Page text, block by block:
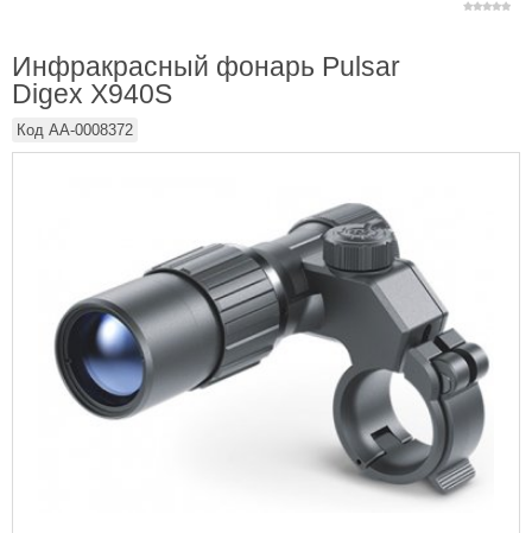
Инфракрасный фонарь Pulsar
Digex X940S
Код AA-0008372